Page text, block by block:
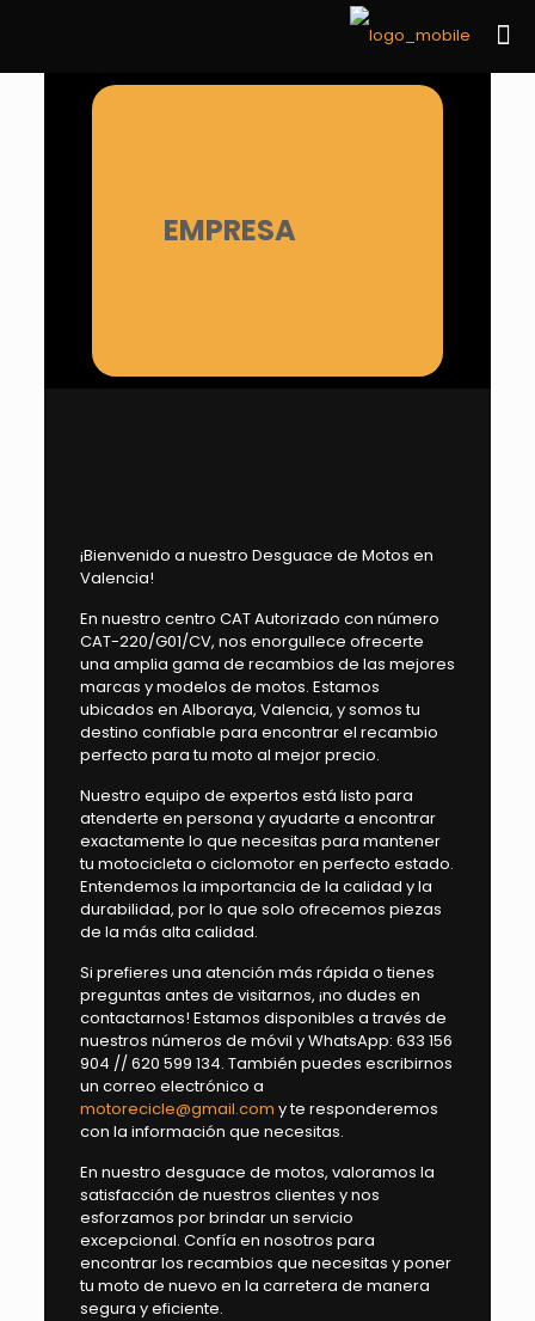
EMPRESA
¡Bienvenido a nuestro Desguace de Motos en
Valencia!
En nuestro centro CAT Autorizado con número
CAT-220/G01/CV, nos enorgullece ofrecerte
una amplia gama de recambios de las mejores
marcas y modelos de motos. Estamos
ubicados en Alboraya, Valencia, y somos tu
destino confiable para encontrar el recambio
perfecto para tu moto al mejor precio.
Nuestro equipo de expertos está listo para
atenderte en persona y ayudarte a encontrar
exactamente lo que necesitas para mantener
tu motocicleta o ciclomotor en perfecto estado.
Entendemos la importancia de la calidad y la
durabilidad, por lo que solo ofrecemos piezas
de la más alta calidad.
Si prefieres una atención más rápida o tienes
preguntas antes de visitarnos, ¡no dudes en
contactarnos! Estamos disponibles a través de
nuestros números de móvil y WhatsApp: 633 156
904 // 620 599 134. También puedes escribirnos
un correo electrónico a
motorecicle@gmail.com y te responderemos
con la información que necesitas.
En nuestro desguace de motos, valoramos la
satisfacción de nuestros clientes y nos
esforzamos por brindar un servicio
excepcional. Confía en nosotros para
encontrar los recambios que necesitas y poner
tu moto de nuevo en la carretera de manera
segura y eficiente.